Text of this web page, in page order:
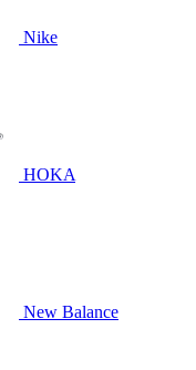
Nike
HOKA
New Balance